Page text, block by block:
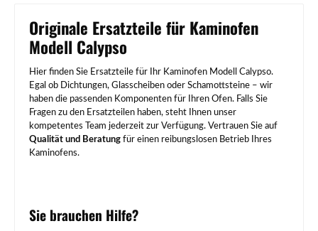
Originale Ersatzteile für Kaminofen
Modell Calypso
Hier finden Sie Ersatzteile für Ihr Kaminofen Modell Calypso.
Egal ob Dichtungen, Glasscheiben oder Schamottsteine – wir
haben die passenden Komponenten für Ihren Ofen. Falls Sie
Fragen zu den Ersatzteilen haben, steht Ihnen unser
kompetentes Team jederzeit zur Verfügung. Vertrauen Sie auf
Qualität und Beratung für einen reibungslosen Betrieb Ihres
Kaminofens.
Sie brauchen Hilfe?